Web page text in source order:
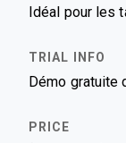
Idéal pour les
Démo gratuite